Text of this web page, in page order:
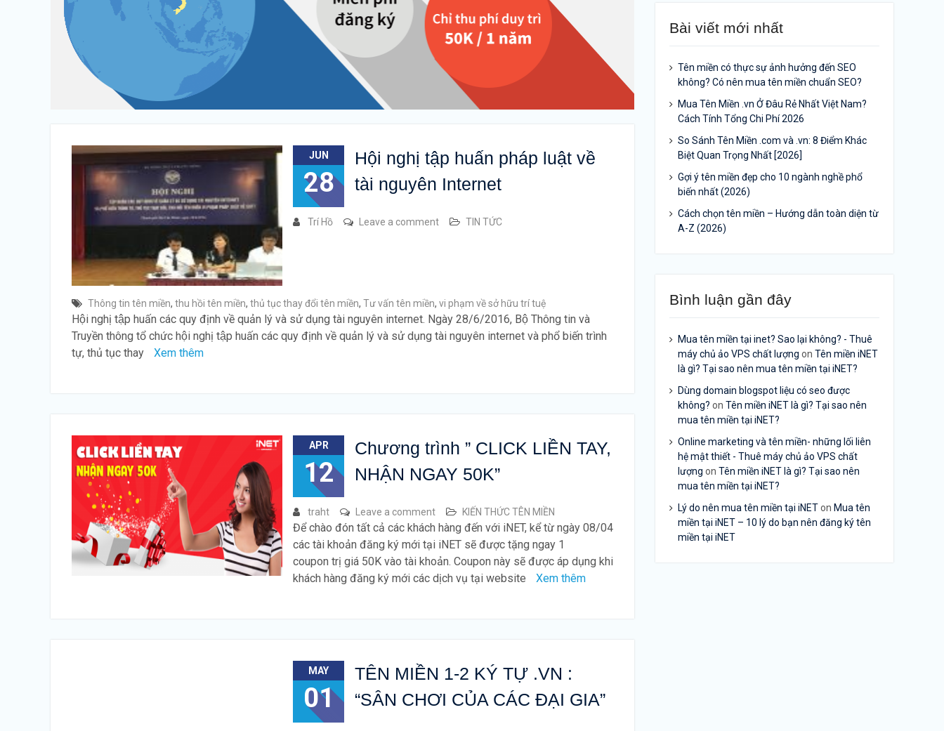
JUN
28
Hội nghị tập huấn pháp luật về
tài nguyên Internet
Trí Hồ Leave a comment TIN TỨC
Thông tin tên miền, thu hồi tên miền, thủ tục thay đổi tên miền, Tư vấn tên miền, vi phạm về sở hữu trí tuệ
Hội nghị tập huấn các quy định về quản lý và sử dụng tài nguyên internet. Ngày 28/6/2016, Bộ Thông tin và
Truyền thông tổ chức hội nghị tập huấn các quy định về quản lý và sử dụng tài nguyên internet và phổ biến trình
tự, thủ tục thay
Xem thêm
APR
12
Chương trình ” CLICK LIỀN TAY,
NHẬN NGAY 50K”
traht Leave a comment KIẾN THỨC TÊN MIỀN
Để chào đón tất cả các khách hàng đến với iNET, kể từ ngày 08/04
các tài khoản đăng ký mới tại iNET sẽ được tặng ngay 1
coupon trị giá 50K vào tài khoản. Coupon này sẽ được áp dụng khi
khách hàng đăng ký mới các dịch vụ tại website
Xem thêm
MAY
01
TÊN MIỀN 1-2 KÝ TỰ .VN :
“SÂN CHƠI CỦA CÁC ĐẠI GIA”
Bài viết mới nhất
Tên miền có thực sự ảnh hưởng đến SEO
không? Có nên mua tên miền chuẩn SEO?
Mua Tên Miền .vn Ở Đâu Rẻ Nhất Việt Nam?
Cách Tính Tổng Chi Phí 2026
So Sánh Tên Miền .com và .vn: 8 Điểm Khác
Biệt Quan Trọng Nhất [2026]
Gợi ý tên miền đẹp cho 10 ngành nghề phổ
biến nhất (2026)
Cách chọn tên miền – Hướng dẫn toàn diện từ
A-Z (2026)
Bình luận gần đây
Mua tên miền tại inet? Sao lại không? - Thuê
máy chủ ảo VPS chất lượng on Tên miền iNET
là gì? Tại sao nên mua tên miền tại iNET?
Dùng domain blogspot liệu có seo được
không? on Tên miền iNET là gì? Tại sao nên
mua tên miền tại iNET?
Online marketing và tên miền- những lối liên
hệ mật thiết - Thuê máy chủ ảo VPS chất
lượng on Tên miền iNET là gì? Tại sao nên
mua tên miền tại iNET?
Lý do nên mua tên miền tại iNETon Mua tên
miền tại iNET – 10 lý do bạn nên đăng ký tên
miền tại iNET